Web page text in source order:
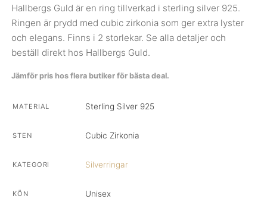
Hallbergs Guld är en ring tillverkad i sterling silver 925.
Ringen är prydd med cubic zirkonia som ger extra lyster
och elegans. Finns i 2 storlekar. Se alla detaljer och
beställ direkt hos Hallbergs Guld.
Jämför pris hos flera butiker för bästa deal.
MATERIAL Sterling Silver 925
STEN Cubic Zirkonia
KATEGORI Silverringar
KÖN Unisex